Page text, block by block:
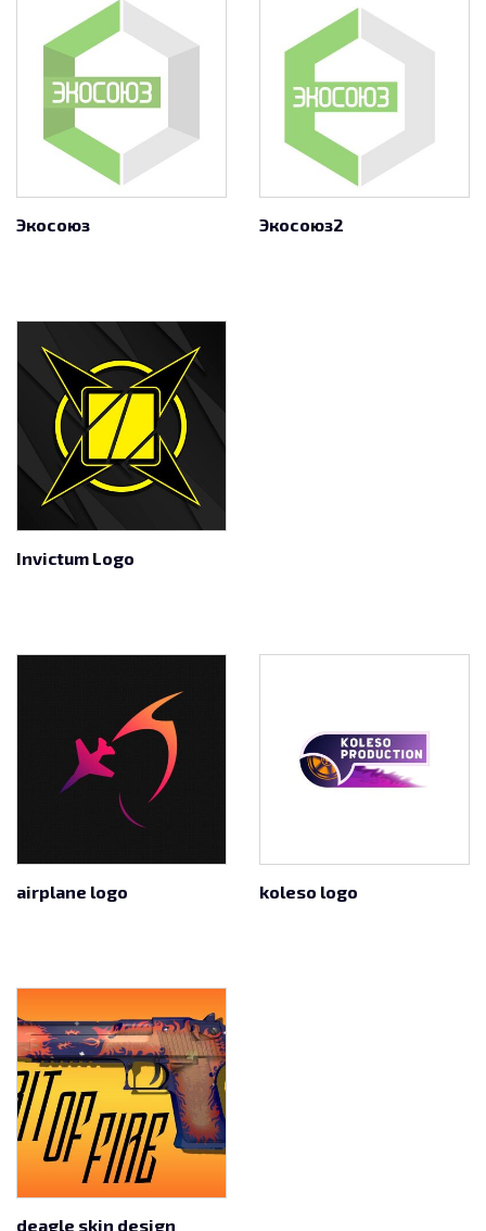
Экосоюз Экосоюз2
Invictum Logo
airplane logo koleso logo
deagle skin design